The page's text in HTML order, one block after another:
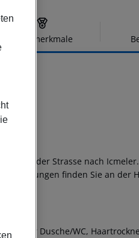
Hotelmerkmale
an der Strasse nach
finden Sie an der
über Dusche/WC,